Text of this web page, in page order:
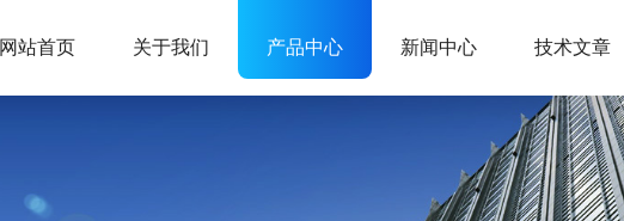
网站首页 关于我们 产品中心 新闻中心 技术文章